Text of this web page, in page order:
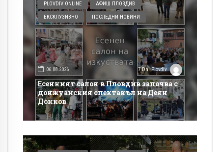
PLOVDIV ONLINE АФИШ ПЛОВДИВ
ЕКСКЛУЗИВНО ПОСЛЕДНИ НОВИНИ
06.08.2026 7 Dni Plovdiv
Есенният салон в Пловдив започва с
донжуанския спектакъл на Деян
Донков